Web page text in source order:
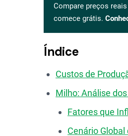
Compare preços
comece grátis.
Índice
Custos de
Milho: Análise
Fatores que
Cenário